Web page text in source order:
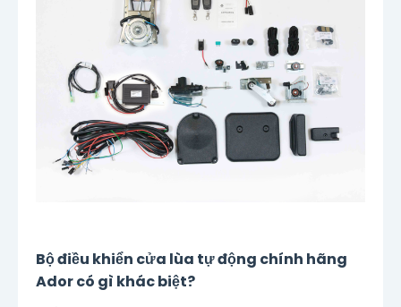
Bộ điều khiển cửa lùa tự động chính hãng
Ador có gì khác biệt?